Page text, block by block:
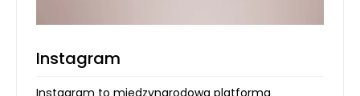
Instagram
Instagram to międzynarodowa platforma